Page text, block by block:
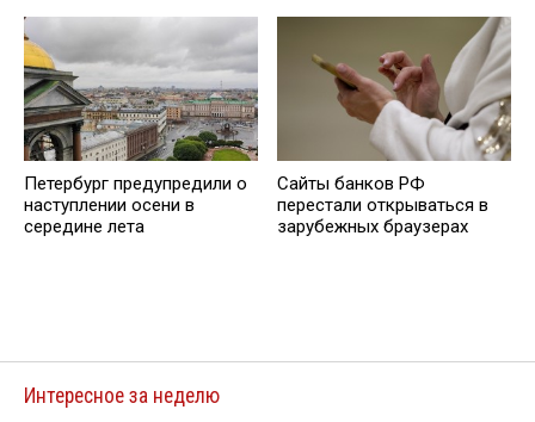
Петербург предупредили о
наступлении осени в
середине лета
Сайты банков РФ
перестали открываться в
зарубежных браузерах
Интересное за неделю